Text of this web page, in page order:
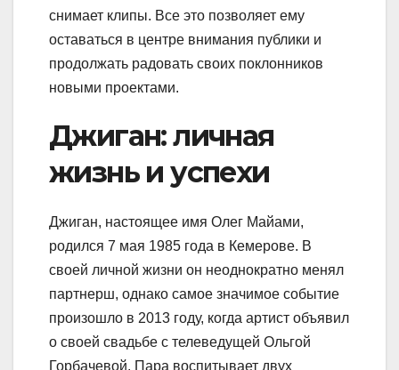
снимает клипы. Все это позволяет ему
оставаться в центре внимания публики и
продолжать радовать своих поклонников
новыми проектами.
Джиган: личная
жизнь и успехи
Джиган, настоящее имя Олег Майами,
родился 7 мая 1985 года в Кемерове. В
своей личной жизни он неоднократно менял
партнерш, однако самое значимое событие
произошло в 2013 году, когда артист объявил
о своей свадьбе с телеведущей Ольгой
Горбачевой. Пара воспитывает двух